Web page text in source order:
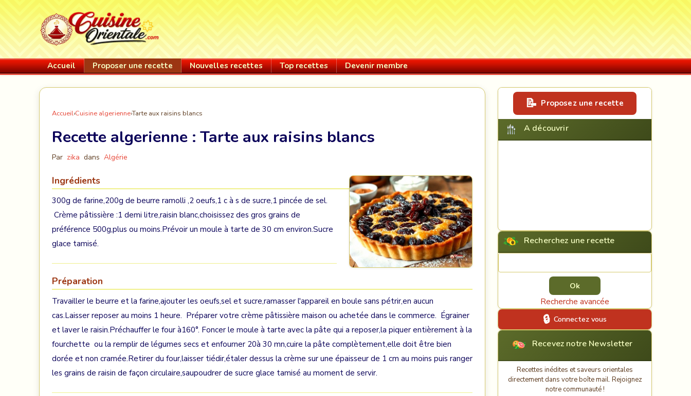
Accueil Proposer une recette Nouvelles recettes Top recettes Devenir membre
Accueil›Cuisine algerienne›Tarte aux raisins blancs
Recette algerienne : Tarte aux raisins blancs
Par zika dans Algérie
Ingrédients
300g de farine,200g de beurre ramolli ,2 oeufs,1 c à s de sucre,1 pincée de sel.
Crème pâtissière :1 demi litre,raisin blanc,choisissez des gros grains de
préférence 500g,plus ou moins.Prévoir un moule à tarte de 30 cm environ.Sucre
glace tamisé.
Préparation
Travailler le beurre et la farine,ajouter les oeufs,sel et sucre,ramasser l'appareil en boule sans pétrir,en aucun
cas.Laisser reposer au moins 1 heure. Préparer votre crème pâtissière maison ou achetée dans le commerce. Égrainer
et laver le raisin.Préchauffer le four à160°. Foncer le moule à tarte avec la pâte qui a reposer,la piquer entièrement à la
fourchette ou la remplir de légumes secs et enfourner 20à 30 mn,cuire la pâte complètement,elle doit être bien
dorée et non cramée.Retirer du four,laisser tiédir,étaler dessus la crème sur une épaisseur de 1 cm au moins puis ranger
les grains de raisin de façon circulaire,saupoudrer de sucre glace tamisé au moment de servir.
Proposez une recette
A découvrir
Recherchez une recette
Recherche avancée
Connectez vous
Recevez notre Newsletter
Recettes inédites et saveurs orientales
directement dans votre boîte mail. Rejoignez
notre communauté !